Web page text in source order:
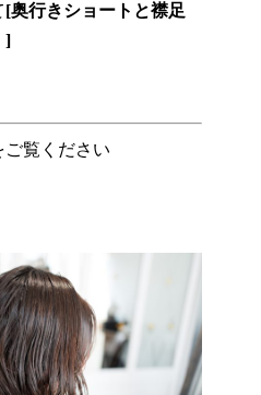
[奥行きショートと襟足
]
覧ください